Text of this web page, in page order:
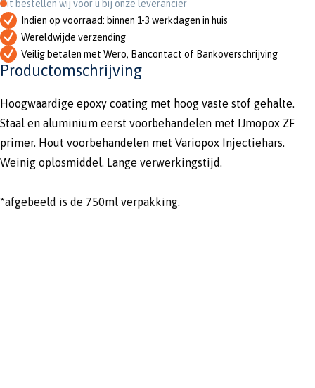
Dit bestellen wij voor u bij onze leverancier
Indien op voorraad: binnen 1-3 werkdagen in huis
Wereldwijde verzending
Veilig betalen met Wero, Bancontact of Bankoverschrijving
Productomschrijving
Hoogwaardige epoxy coating met hoog vaste stof gehalte.
Staal en aluminium eerst voorbehandelen met IJmopox ZF
primer. Hout voorbehandelen met Variopox Injectiehars.
Weinig oplosmiddel. Lange verwerkingstijd.
*afgebeeld is de 750ml verpakking.